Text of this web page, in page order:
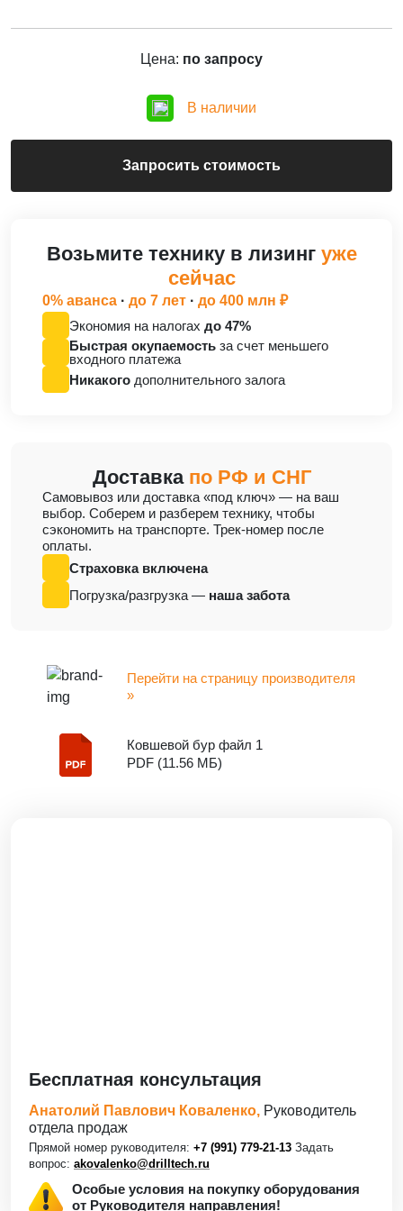
Цена: по запросу
В наличии
Запросить стоимость
Возьмите технику в лизинг уже
сейчас
0% аванса · до 7 лет · до 400 млн ₽
Экономия на налогах до 47%
Быстрая окупаемость за счет меньшего
входного платежа
Никакого дополнительного залога
Доставка по РФ и СНГ
Cамовывоз или доставка «под ключ» — на ваш
выбор. Соберем и разберем технику, чтобы
сэкономить на транспорте. Трек-номер после
оплаты.
Страховка включена
Погрузка/разгрузка — наша забота
Перейти на страницу производителя
»
Ковшевой бур файл 1
PDF (11.56 МБ)
Бесплатная консультация
Анатолий Павлович Коваленко, Руководитель
отдела продаж
Прямой номер руководителя: +7 (991) 779-21-13 Задать
вопрос: akovalenko@drilltech.ru
Особые условия на покупку оборудования
от Руководителя направления!